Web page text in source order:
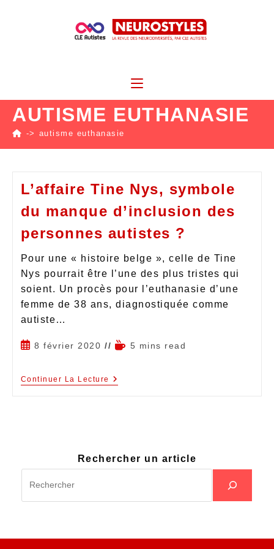
AUTISME EUTHANASIE
-> autisme euthanasie
L’affaire Tine Nys, symbole
du manque d’inclusion des
personnes autistes ?
Pour une « histoire belge », celle de Tine
Nys pourrait être l’une des plus tristes qui
soient. Un procès pour l’euthanasie d’une
femme de 38 ans, diagnostiquée comme
autiste…
8 février 2020 5 mins read
Continuer La Lecture
Rechercher un article